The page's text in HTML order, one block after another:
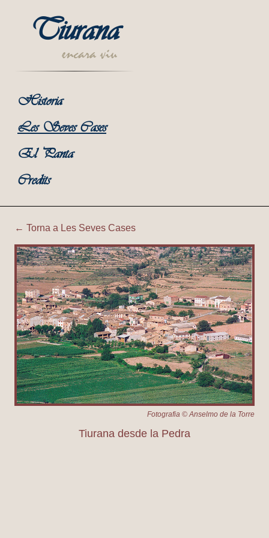
Tiurana
encara viu
Historia
Les Seves Cases
El Panta
Credits
Tiurana | Tiurana desde la
← Torna a Les Seves Cases
Fotografia © Anselmo de la Torre
Tiurana desde la Pedra